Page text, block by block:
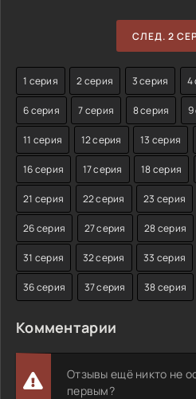
СЛЕД. 2
1 серия 2 серия 3 серия 4
6 серия 7 серия 8 серия 9
11 серия 12 серия 13 серия
16 серия 17 серия 18 серия
21 серия 22 серия 23 серия
26 серия 27 серия 28 серия
31 серия 32 серия 33 серия
36 серия 37 серия 38 серия
Комментарии
Отзывы ещё никто не
первым?